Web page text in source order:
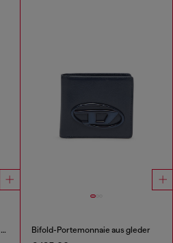
Kleines Portemonnaie aus Leder mit Logo-Plakette Bifold-Portemonnaie aus gleder